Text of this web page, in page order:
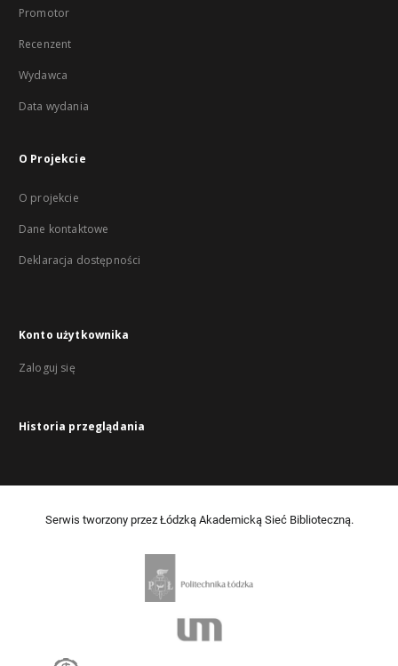
Promotor
Recenzent
Wydawca
Data wydania
O Projekcie
O projekcie
Dane kontaktowe
Deklaracja dostępności
Konto użytkownika
Zaloguj się
Historia przeglądania
Serwis tworzony przez Łódzką Akademicką Sieć Biblioteczną.